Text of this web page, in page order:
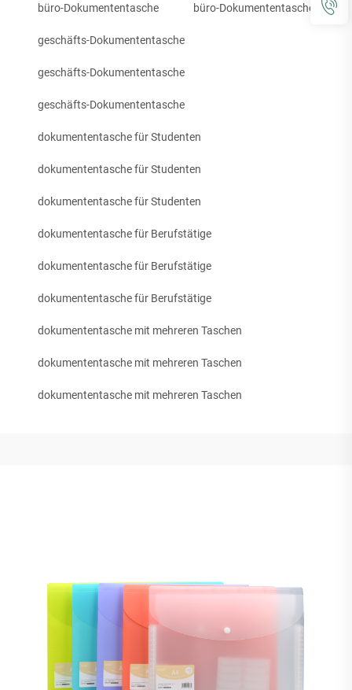
büro-Dokumententasche büro-Dokumententasche
geschäfts-Dokumententasche
geschäfts-Dokumententasche
geschäfts-Dokumententasche
dokumententasche für Studenten
dokumententasche für Studenten
dokumententasche für Studenten
dokumententasche für Berufstätige
dokumententasche für Berufstätige
dokumententasche für Berufstätige
dokumententasche mit mehreren Taschen
dokumententasche mit mehreren Taschen
dokumententasche mit mehreren Taschen